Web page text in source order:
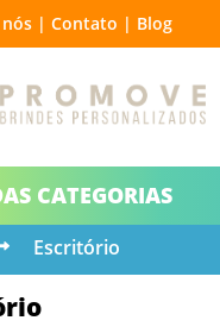
| Contato | Blog
CATEGORIAS
Escritório